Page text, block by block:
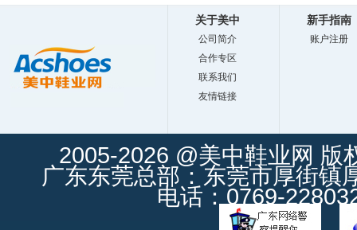
关于美中
公司简介
合作专区
联系我们
友情链接
新手指南
账户注册
2005-2026 @美中鞋业网 版
广东东莞总部：东莞市厚街镇
电话：0769-